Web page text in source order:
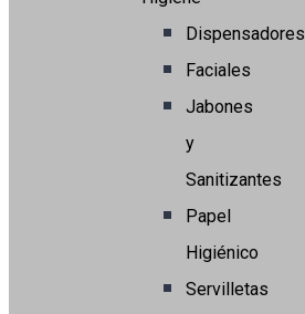
Dispensadores
Faciales
Jabones
y
Sanitizantes
Papel
Higiénico
Servilletas